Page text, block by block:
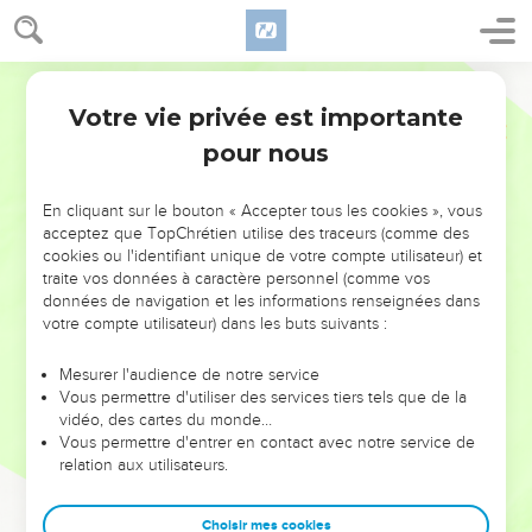
NE MANQUEZ PAS L’ÉVÉNEMENT
DE L’ANNÉE !
ET SI LEURS ERREURS POUVAIENT VOUS ÉVITER LES
VOTRES ?
leur foi ou leur vision. Mais on voit moins les doutes, les erreurs
et les saisons difficiles qu'ils ont traversés, alors même que ce
sont elles qui les ont façonnés.
Dans cette conférence, leaders, entrepreneurs, et responsables
clés pour avancer avec plus de sagesse afin que leurs erreurs
Votre vie privée est importante
pour nous
En cliquant sur le bouton « Accepter tous les cookies », vous
acceptez que TopChrétien utilise des traceurs (comme des
cookies ou l'identifiant unique de votre compte utilisateur) et
traite vos données à caractère personnel (comme vos
données de navigation et les informations renseignées dans
votre compte utilisateur) dans les buts suivants :
Mesurer l'audience de notre service
Vous permettre d'utiliser des services tiers tels que de la
vidéo, des cartes du monde…
Vous permettre d'entrer en contact avec notre service de
relation aux utilisateurs.
Choisir mes cookies